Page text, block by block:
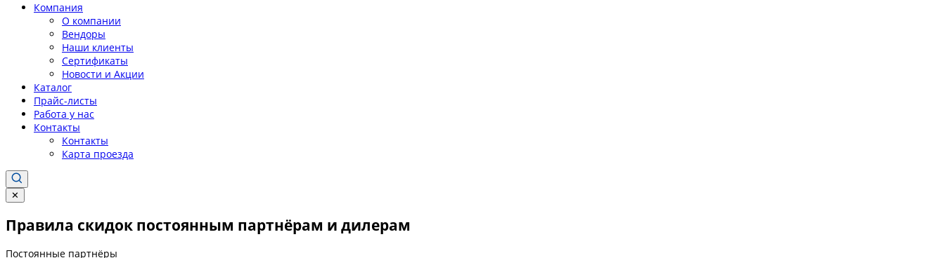
Компания
О компании
Вендоры
Наши клиенты
Сертификаты
Новости и Акции
Каталог
Прайс-листы
Работа у нас
Контакты
Контакты
Карта проезда
✕
Правила скидок постоянным партнёрам и дилерам
Постоянные партнёры